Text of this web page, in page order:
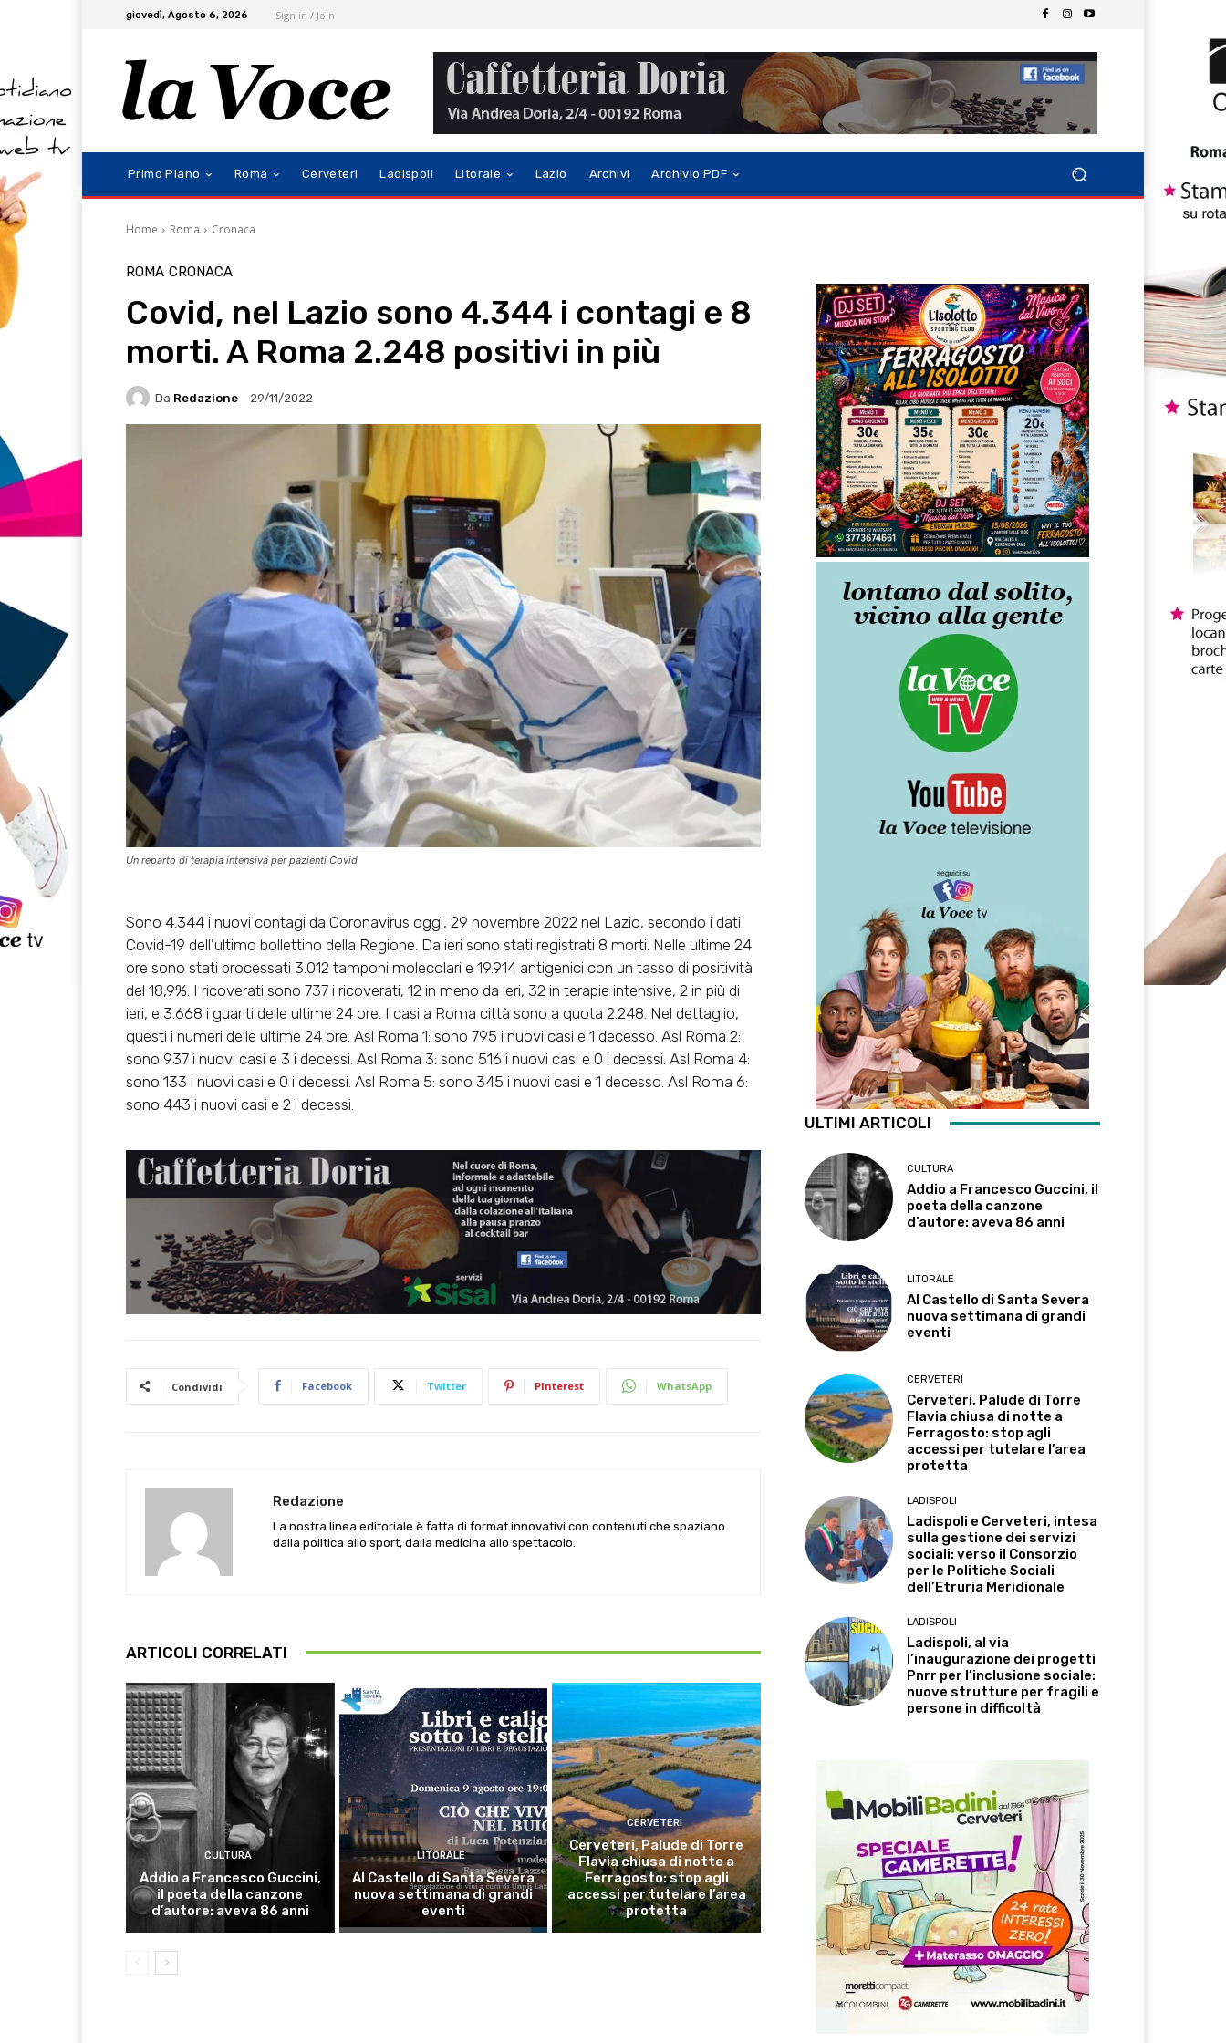
giovedì, Agosto 6, 2026 Sign in / Join
Primo Piano Roma Cerveteri Ladispoli Litorale Lazio Archivi Archivio PDF
Home Roma Cronaca
ROMA CRONACA
Covid, nel Lazio sono 4.344 i contagi e 8
morti. A Roma 2.248 positivi in più
Da Redazione 29/11/2022
Un reparto di terapia intensiva per pazienti Covid
Sono 4.344 i nuovi contagi da Coronavirus oggi, 29 novembre 2022 nel Lazio, secondo i dati
Covid-19 dell’ultimo bollettino della Regione. Da ieri sono stati registrati 8 morti. Nelle ultime 24
ore sono stati processati 3.012 tamponi molecolari e 19.914 antigenici con un tasso di positività
del 18,9%. I ricoverati sono 737 i ricoverati, 12 in meno da ieri, 32 in terapie intensive, 2 in più di
ieri, e 3.668 i guariti delle ultime 24 ore. I casi a Roma città sono a quota 2.248. Nel dettaglio,
questi i numeri delle ultime 24 ore. Asl Roma 1: sono 795 i nuovi casi e 1 decesso. Asl Roma 2:
sono 937 i nuovi casi e 3 i decessi. Asl Roma 3: sono 516 i nuovi casi e 0 i decessi. Asl Roma 4:
sono 133 i nuovi casi e 0 i decessi. Asl Roma 5: sono 345 i nuovi casi e 1 decesso. Asl Roma 6:
sono 443 i nuovi casi e 2 i decessi.
Condividi Facebook Twitter Pinterest WhatsApp
Redazione
La nostra linea editoriale è fatta di format innovativi con contenuti che spaziano
dalla politica allo sport, dalla medicina allo spettacolo.
ARTICOLI CORRELATI
CULTURA
Addio a Francesco Guccini,
il poeta della canzone
d’autore: aveva 86 anni
LITORALE
Al Castello di Santa Severa
nuova settimana di grandi
eventi
CERVETERI
Cerveteri, Palude di Torre
Flavia chiusa di notte a
Ferragosto: stop agli
accessi per tutelare l’area
protetta
ULTIMI ARTICOLI
CULTURA
Addio a Francesco Guccini, il
poeta della canzone
d’autore: aveva 86 anni
LITORALE
Al Castello di Santa Severa
nuova settimana di grandi
eventi
CERVETERI
Cerveteri, Palude di Torre
Flavia chiusa di notte a
Ferragosto: stop agli
accessi per tutelare l’area
protetta
LADISPOLI
Ladispoli e Cerveteri, intesa
sulla gestione dei servizi
sociali: verso il Consorzio
per le Politiche Sociali
dell’Etruria Meridionale
LADISPOLI
Ladispoli, al via
l’inaugurazione dei progetti
Pnrr per l’inclusione sociale:
nuove strutture per fragili e
persone in difficoltà